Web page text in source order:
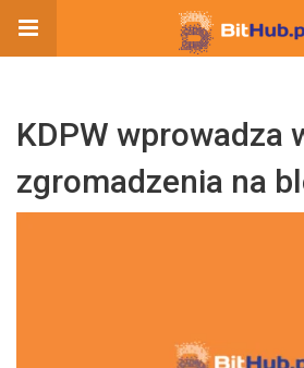
KDPW wprowadza
zgromadzenia na